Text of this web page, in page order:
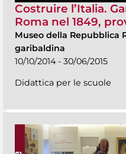
Costruire l’Italia.
Roma nel 1849,
Museo della Repubblica
garibaldina
10/10/2014 - 30/06/2015
Didattica per le scuole